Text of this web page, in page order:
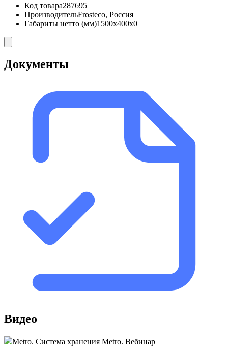
Код товара287695
ПроизводительFrosteco, Россия
Габариты нетто (мм)1500x400x0
Документы
Видео
Metro. Система хранения Metro. Bебинар